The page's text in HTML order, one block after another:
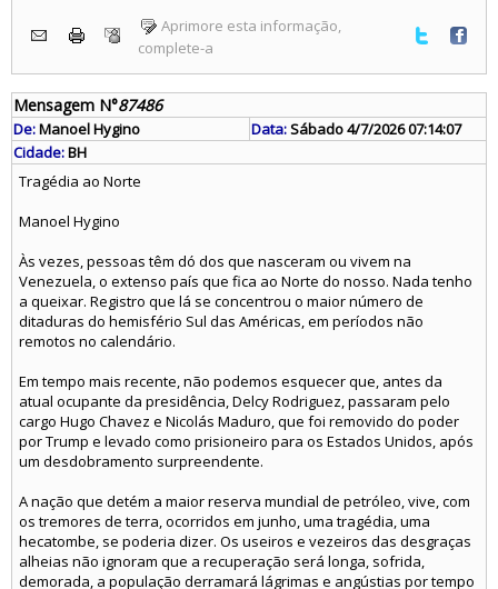
Aprimore esta informação,
complete-a
Mensagem N°87486
De:Manoel Hygino Data:Sábado 4/7/2026 07:14:07
Cidade:BH
Tragédia ao Norte
Manoel Hygino
Às vezes, pessoas têm dó dos que nasceram ou vivem na
Venezuela, o extenso país que fica ao Norte do nosso. Nada tenho
a queixar. Registro que lá se concentrou o maior número de
ditaduras do hemisfério Sul das Américas, em períodos não
remotos no calendário.
Em tempo mais recente, não podemos esquecer que, antes da
atual ocupante da presidência, Delcy Rodriguez, passaram pelo
cargo Hugo Chavez e Nicolás Maduro, que foi removido do poder
por Trump e levado como prisioneiro para os Estados Unidos, após
um desdobramento surpreendente.
A nação que detém a maior reserva mundial de petróleo, vive, com
os tremores de terra, ocorridos em junho, uma tragédia, uma
hecatombe, se poderia dizer. Os useiros e vezeiros das desgraças
alheias não ignoram que a recuperação será longa, sofrida,
demorada, a população derramará lágrimas e angústias por tempo